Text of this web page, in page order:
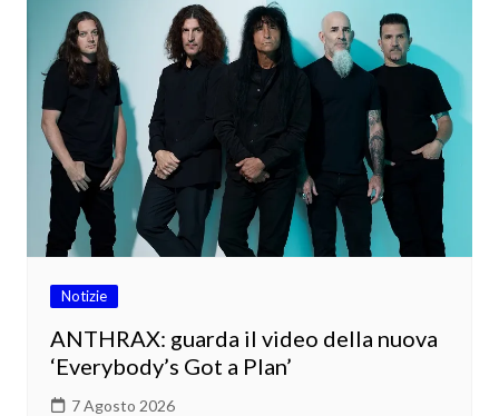
Notizie
ANTHRAX: guarda il video della nuova
‘Everybody’s Got a Plan’
7 Agosto 2026